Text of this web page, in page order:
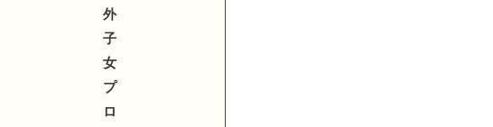
外
子
女
プ
ロ